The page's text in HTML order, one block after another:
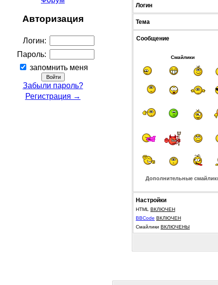
Авторизация
Логин:
Пароль:
запомнить меня
Забыли пароль?
Регистрация →
Логин
Тема
Сообщение
Смайлики
Дополнительные
Настройки
HTML ВКЛЮЧЕН
BBCode ВКЛЮЧЕН
Смайлики ВКЛЮЧЕНЫ